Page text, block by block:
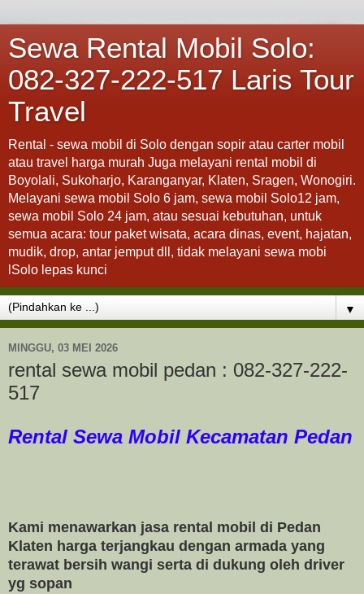
Sewa Rental Mobil Solo:
082-327-222-517 Laris Tour
Travel
Rental - sewa mobil di Solo dengan sopir atau carter mobil
atau travel harga murah Juga melayani rental mobil di
Boyolali, Sukoharjo, Karanganyar, Klaten, Sragen, Wonogiri.
Melayani sewa mobil Solo 6 jam, sewa mobil Solo12 jam,
sewa mobil Solo 24 jam, atau sesuai kebutuhan, untuk
semua acara: tour paket wisata, acara dinas, event, hajatan,
mudik, drop, antar jemput dll, tidak melayani sewa mobi
lSolo lepas kunci
▼
MINGGU, 03 MEI 2026
rental sewa mobil pedan : 082-327-222-
517
Rental Sewa Mobil Kecamatan Pedan
Kami menawarkan jasa rental mobil di Pedan
Klaten harga terjangkau dengan armada yang
terawat bersih wangi serta di dukung oleh driver
yg sopan